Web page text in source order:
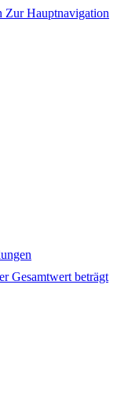
Zur Hauptnavigation
Gesamtwert beträgt